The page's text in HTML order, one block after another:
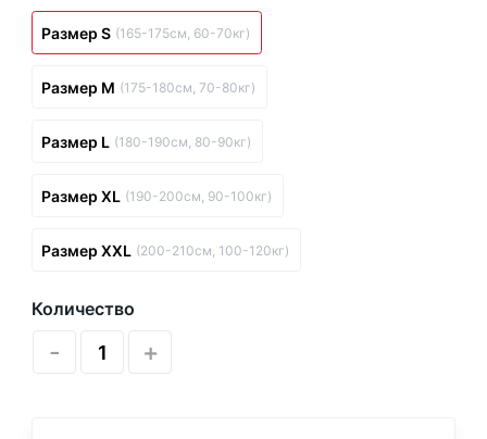
Размер S (165-175см, 60-70кг)
Размер M (175-180см, 70-80кг)
Размер L (180-190см, 80-90кг)
Размер XL (190-200см, 90-100кг)
Размер XXL (200-210см, 100-120кг)
Количество
- +